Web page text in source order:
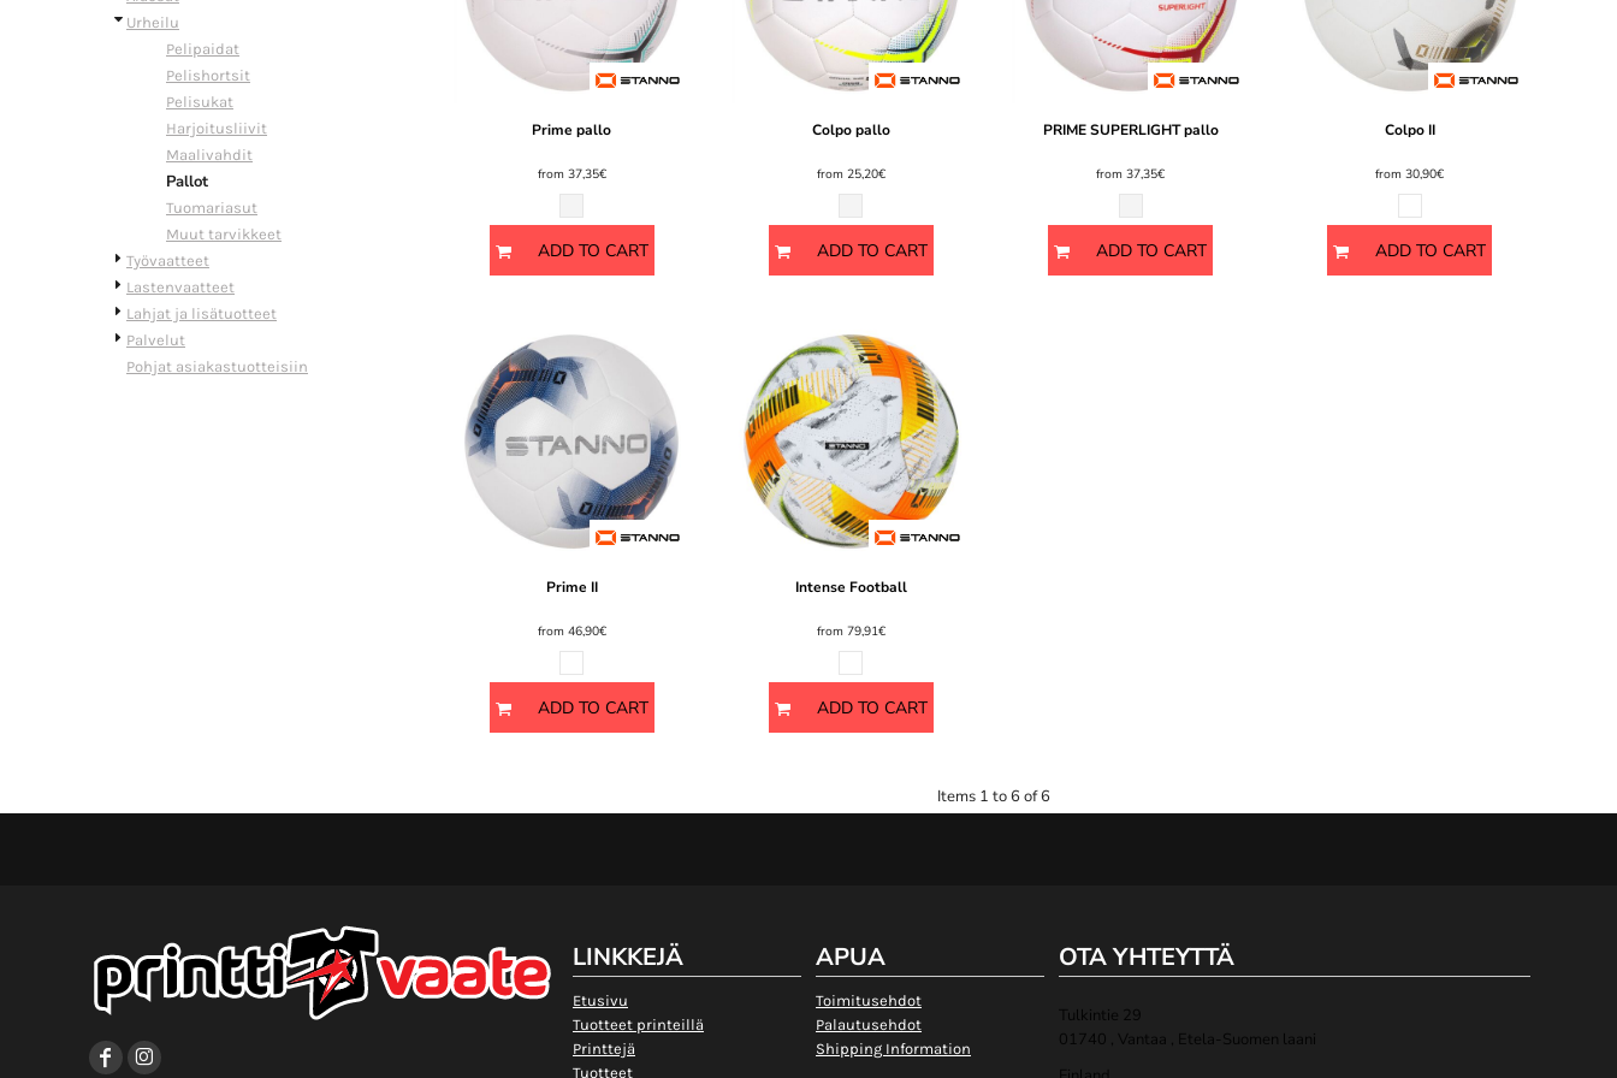
Urheilu
Pelipaidat
Pelishortsit
Pelisukat
Harjoitusliivit
Maalivahdit
Pallot
Tuomariasut
Muut tarvikkeet
Työvaatteet
Lastenvaatteet
Lahjat ja lisätuotteet
Palvelut
Pohjat asiakastuotteisiin
Prime pallo
from 37,35€
ADD TO CART
Colpo pallo
from 25,20€
ADD TO CART
PRIME SUPERLIGHT pallo
from37,35€
ADD TO CART
Colpo II
from30,90€
ADD TO CART
Prime II
from 46,90€
ADD TO CART
Intense Football
from 79,91€
ADD TO CART
Items 1 to 6 of 6
LINKKEJÄ
Etusivu
Tuotteet printeillä
Printtejä
Tuotteet
APUA
Toimitusehdot
Palautusehdot
Shipping Information
OTA YHTEYTTÄ
Tulkintie 29
01740 , Vantaa , Etela-Suomen laani